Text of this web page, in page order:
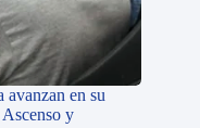
avanzan en su
y